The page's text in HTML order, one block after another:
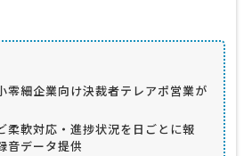
零細企業向け決裁者テレアポ営業が
柔軟対応・進捗状況を日ごとに報
音データ提供